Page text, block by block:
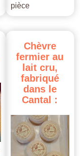
pièce
Chèvre
fermier au
lait cru,
fabriqué
dans le
Cantal :